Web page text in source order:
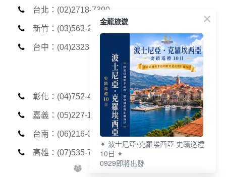
台北：(02)2718-7300
新竹：(03)563-2013
台中：(04)2323-5789
彰化：(04)752-4369
嘉義：(05)227-1312
台南：(06)216-0006
高雄：(07)535-7999
金龍旅遊
✦ 波士尼亞•克羅埃西亞 史蹟巡禮
10日 ✦
0929即將出發